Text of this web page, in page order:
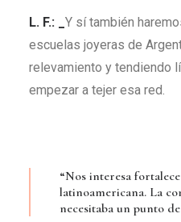
L. F.: _ Y sí también
escuelas joyeras de
relevamiento y tendiendo
empezar a tejer esa red.
“Nos interesa
latinoamericana. La
necesitaba un punto